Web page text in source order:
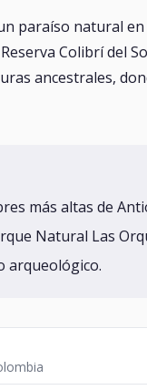
paraíso natural
Colibrí del
ancestrales,
más altas de
Natural Las
arqueológico.